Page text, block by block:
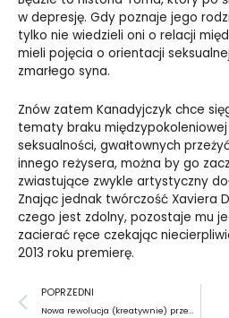
w depresję. Gdy poznaje jego
tylko nie wiedzieli oni o relacji
mieli pojęcia o orientacji
zmarłego syna.
Znów zatem Kanadyjczyk chce
tematy braku międzypokoleniowej
seksualności, gwałtownych
innego reżysera, można by go
zwiastujące zwykle artystyczny
Znając jednak twórczość Xaviera
czego jest zdolny, pozostaje mu
zacierać ręce czekając
2013 roku premierę.
Prev
POPRZEDNI
Nowa rewolucja (kreatywnie) przemysłowa